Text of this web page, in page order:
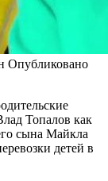
Опубликовано
Топалов как
сына Майкла
детей в